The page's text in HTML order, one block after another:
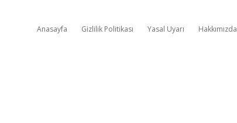
Anasayfa Gizlilik Politikası Yasal Uyarı Hakkımızda